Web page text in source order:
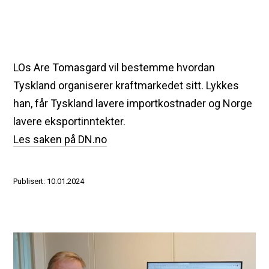
LOs Are Tomasgard vil bestemme hvordan
Tyskland organiserer kraftmarkedet sitt. Lykkes
han, får Tyskland lavere importkostnader og Norge
lavere eksportinntekter.
Les saken på DN.no
Publisert: 10.01.2024